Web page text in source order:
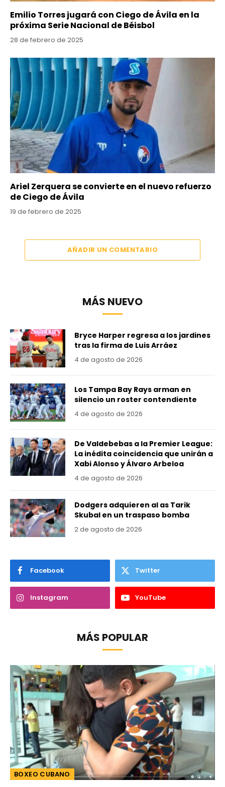
Emilio Torres jugará con Ciego de Ávila en la
próxima Serie Nacional de Béisbol
28 de febrero de 2025
Ariel Zerquera se convierte en el nuevo refuerzo
de Ciego de Ávila
19 de febrero de 2025
AÑADIR UN COMENTARIO
MÁS NUEVO
Bryce Harper regresa a los jardines
tras la firma de Luis Arráez
4 de agosto de 2026
Los Tampa Bay Rays arman en
silencio un roster contendiente
4 de agosto de 2026
De Valdebebas a la Premier League:
La inédita coincidencia que unirán a
Xabi Alonso y Álvaro Arbeloa
4 de agosto de 2026
Dodgers adquieren al as Tarik
Skubal en un traspaso bomba
2 de agosto de 2026
Facebook Twitter
Instagram YouTube
MÁS POPULAR
BOXEO CUBANO